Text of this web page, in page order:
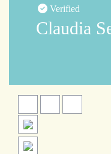
Verified
Claudia